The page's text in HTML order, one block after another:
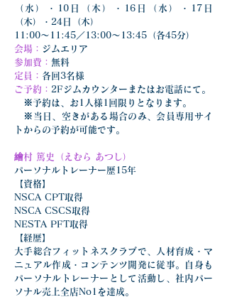
（水）・10日（木）・16日（水）・17日
（木）・24日（木）
11:00～11:45／13:00～13:45（各45分）
会場： ジムエリア
参加費： 無料
定員： 各回3名様
ご予約： 2Fジムカウンターまたはお電話にて。
※予約は、お1人様1回限りとなります。
※当日、空きがある場合のみ、会員専用サイ
トからの予約が可能です。
繪村 篤史（えむら あつし）
パーソナルトレーナー歴15年
【資格】
NSCA CPT取得
NSCA CSCS取得
NESTA PFT取得
【経歴】
大手総合フィットネスクラブで、人材育成・マ
ニュアル作成・コンテンツ開発に従事。自身も
パーソナルトレーナーとして活動し、社内パー
ソナル売上全店No1を達成。